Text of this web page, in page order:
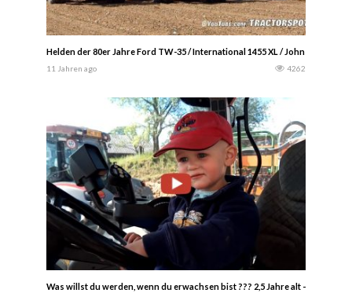
Helden der 80er Jahre Ford TW-35 / International 1455 XL / John Deere
11 Jahren ago 4262
Was willst du werden, wenn du erwachsen bist ??? 2,5 Jahre alt – Echter